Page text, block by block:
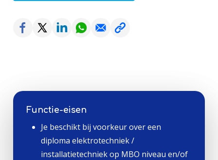
Functie-eisen
Je beschikt bij voorkeur over een
diploma elektrotechniek /
installatietechniek op MBO niveau en/of